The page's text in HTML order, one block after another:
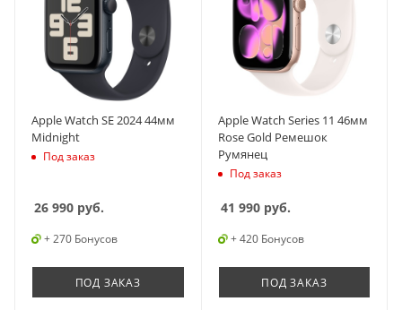
Apple Watch SE 2024 44мм
Midnight
Под заказ
26 990 руб.
+ 270 Бонусов
ПОД ЗАКАЗ
Apple Watch Series 11 46мм
Rose Gold Ремешок
Румянец
Под заказ
41 990руб.
+ 420 Бонусов
ПОД ЗАКАЗ